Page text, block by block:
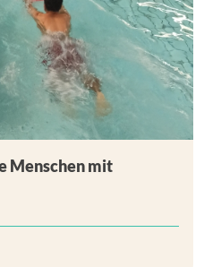
Menschen mit